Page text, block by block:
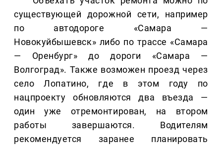
существующей дорожной сети, например
по автодороге «Самара —
Новокуйбышевск» либо по трассе «Самара
— Оренбург» до дороги «Самара —
Волгоград». Также возможен проезд через
село Лопатино, где в этом году по
нацпроекту обновляются два въезда —
один уже отремонтирован, на втором
работы завершаются. Водителям
рекомендуется заранее планировать